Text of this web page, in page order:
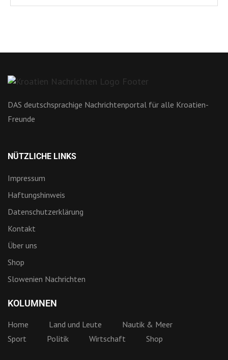
DAS deutschsprachige Nachrichtenportal für alle Kroatien-
Freunde
NÜTZLICHE LINKS
Impressum
Haftungshinweis
Datenschutzerklärung
Kontakt
Über uns
Shop
Slowenien Nachrichten
KOLUMNEN
Home Land und Leute
Nautik & Meer
Sport
Politik Wirtschaft Shop